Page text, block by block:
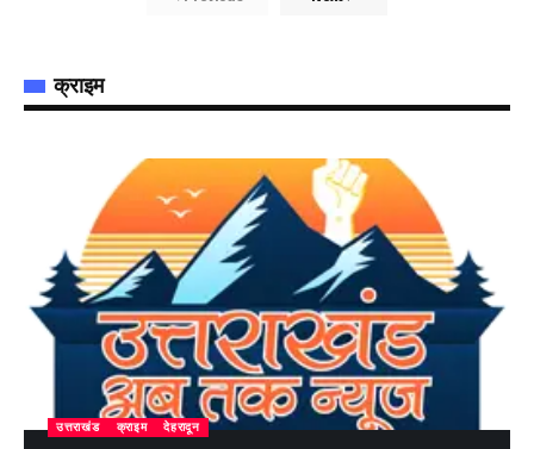
क्राइम
उत्तराखंड क्राइम देहरादून